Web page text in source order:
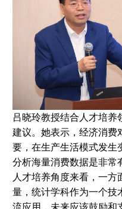
吕晓玲教授结合人才培养
建议。她表示，经济消费
要，在生产生活模式发生
分析海量消费数据是非常
人才培养角度来看，一方
量，统计学科作为一个技
流应用，未来应该鼓励和